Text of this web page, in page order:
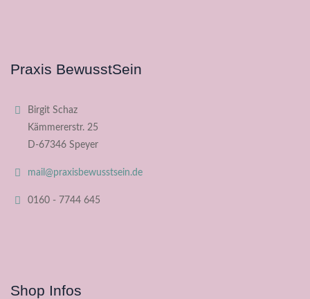
Praxis BewusstSein
Birgit Schaz
Kämmererstr. 25
D-67346 Speyer
mail@praxisbewusstsein.de
0160 - 7744 645
Shop Infos